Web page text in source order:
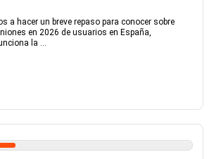
a hacer un breve repaso para conocer sobre
en 2026 de usuarios en España,
la ...